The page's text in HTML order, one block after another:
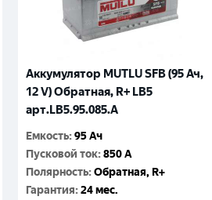
Аккумулятор MUTLU SFB (95 Ач,
12 V) Обратная, R+ LB5
арт.LВ5.95.085.A
Емкость:95 Ач
Пусковой ток:850 A
Полярность:Обратная, R+
Гарантия:24 мес.